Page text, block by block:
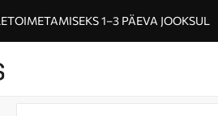
1–3 PÄEVA JOOKSUL